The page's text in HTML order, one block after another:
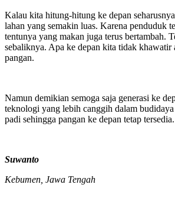
Kalau kita hitung-hitung ke depan
lahan yang semakin luas. Karena penduduk
tentunya yang makan juga terus bertambah.
sebaliknya. Apa ke depan kita tidak khawatir
pangan.
Namun demikian semoga saja generasi ke
teknologi yang lebih canggih dalam
padi sehingga pangan ke depan tetap tersedia.
Suwanto
Kebumen, Jawa Tengah